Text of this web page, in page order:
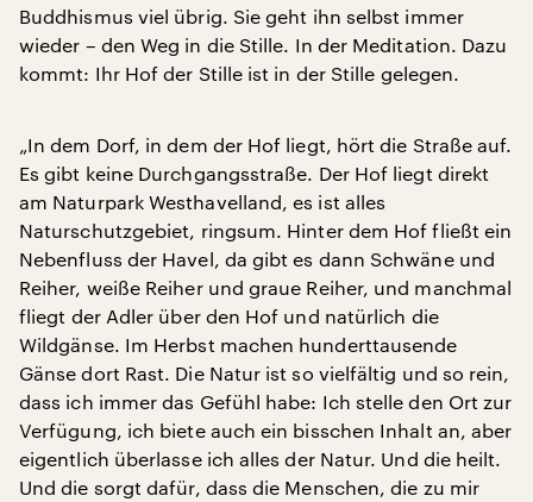
Buddhismus viel übrig. Sie geht ihn selbst immer
wieder – den Weg in die Stille. In der Meditation. Dazu
kommt: Ihr Hof der Stille ist in der Stille gelegen.
„In dem Dorf, in dem der Hof liegt, hört die Straße auf.
Es gibt keine Durchgangsstraße. Der Hof liegt direkt
am Naturpark Westhavelland, es ist alles
Naturschutzgebiet, ringsum. Hinter dem Hof fließt ein
Nebenfluss der Havel, da gibt es dann Schwäne und
Reiher, weiße Reiher und graue Reiher, und manchmal
fliegt der Adler über den Hof und natürlich die
Wildgänse. Im Herbst machen hunderttausende
Gänse dort Rast. Die Natur ist so vielfältig und so rein,
dass ich immer das Gefühl habe: Ich stelle den Ort zur
Verfügung, ich biete auch ein bisschen Inhalt an, aber
eigentlich überlasse ich alles der Natur. Und die heilt.
Und die sorgt dafür, dass die Menschen, die zu mir